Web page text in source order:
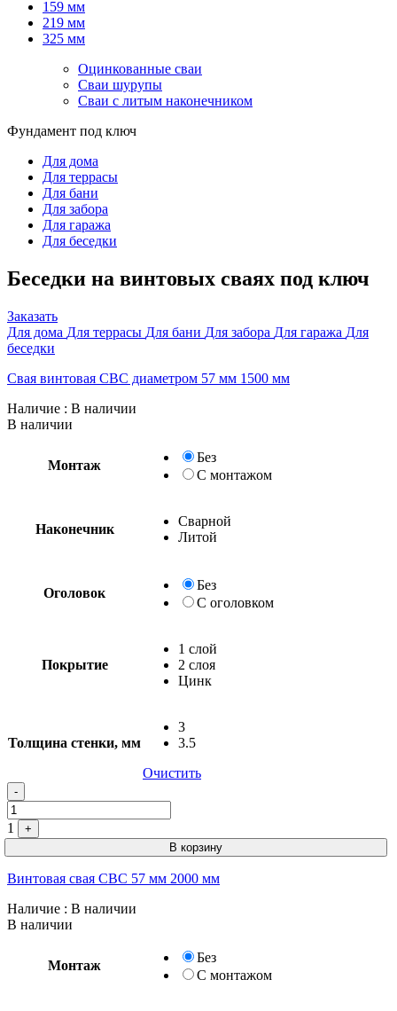
159 мм
219 мм
325 мм
Оцинкованные сваи
Сваи шурупы
Сваи с литым наконечником
Фундамент под ключ
Для дома
Для террасы
Для бани
Для забора
Для гаража
Для беседки
Беседки на винтовых сваях под ключ
Заказать
Для дома Для террасы Для бани Для забора Для гаража Для
беседки
Свая винтовая СВС диаметром 57 мм 1500 мм
Наличие : В наличии
В наличии
Монтаж
Без
С монтажом
Наконечник
Сварной
Литой
Оголовок
Без
С оголовком
Покрытие
1 слой
2 слоя
Цинк
Толщина стенки, мм
3
3.5
Очистить
Quantity
-
1
+
В корзину
Винтовая свая СВС 57 мм 2000 мм
Наличие : В наличии
В наличии
Монтаж
Без
С монтажом